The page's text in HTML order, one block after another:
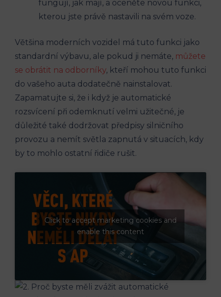
fungují, jak mají, a oceněte novou funkci,
kterou jste právě nastavili na svém voze.
Většina moderních vozidel má tuto funkci jako
standardní výbavu, ale pokud ji nemáte, můžete
se obrátit na odborníky, kteří mohou tuto funkci
do vašeho auta dodatečně nainstalovat.
Zapamatujte si, že i když je automatické
rozsvícení při odemknutí velmi užitečné, je
důležité také dodržovat předpisy silničního
provozu a nemít světla zapnutá v situacích, kdy
by to mohlo ostatní řidiče rušit.
Click to accept marketing cookies and
enable this content